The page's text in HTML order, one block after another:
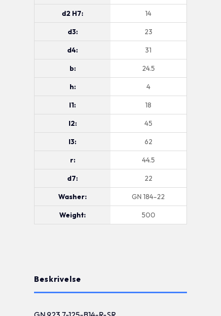
d2 H7: 14
d3: 23
d4: 31
b: 24.5
h: 4
l1: 18
l2: 45
l3: 62
r: 44.5
d7: 22
Washer: GN 184-22
Weight: 500
Beskrivelse